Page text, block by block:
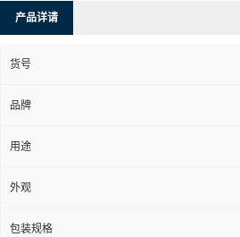
产品详请
货号
品牌
用途
外观
包装规格